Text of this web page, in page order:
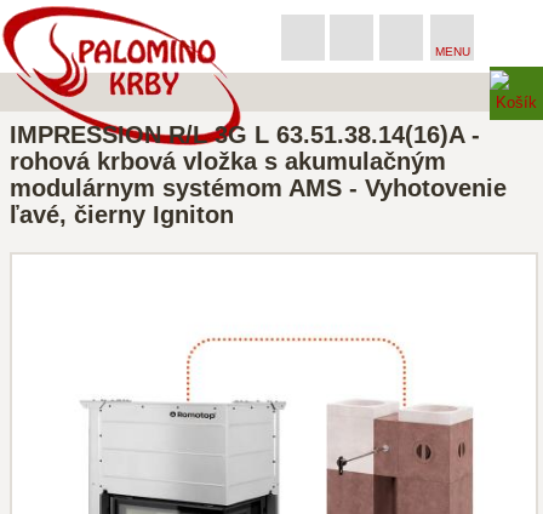
MENU
IMPRESSION R/L 3G L 63.51.38.14(16)A -
rohová krbová vložka s akumulačným
modulárnym systémom AMS - Vyhotovenie
ľavé, čierny Igniton